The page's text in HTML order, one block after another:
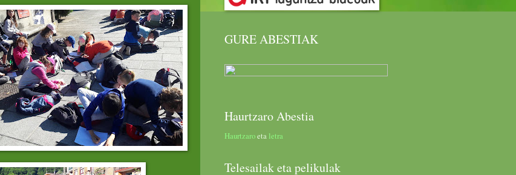
GURE ABESTIAK
Haurtzaro Abestia
Haurtzaroeta letra
Telesailak eta pelikulak